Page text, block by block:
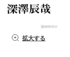
拡大する